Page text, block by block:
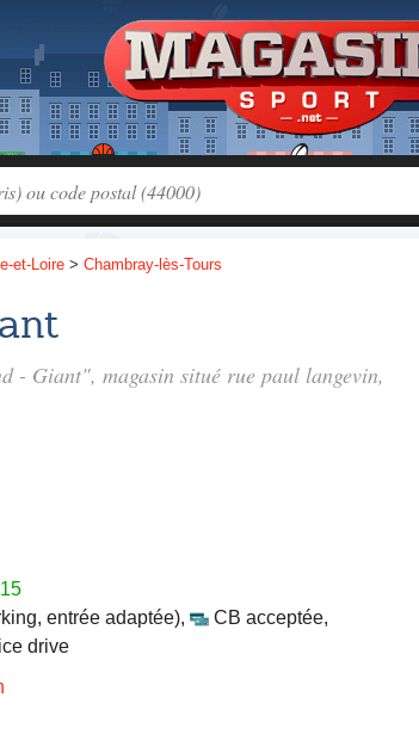
et-Loire > Chambray-lès-Tours
- Giant", magasin situé rue paul langevin,
entrée adaptée), CB acceptée,
drive